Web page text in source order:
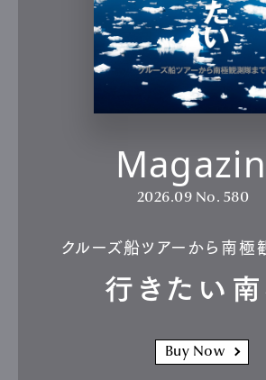
2026.09 No. 580
クルーズ船ツアーから南極
行きたい
Buy Now